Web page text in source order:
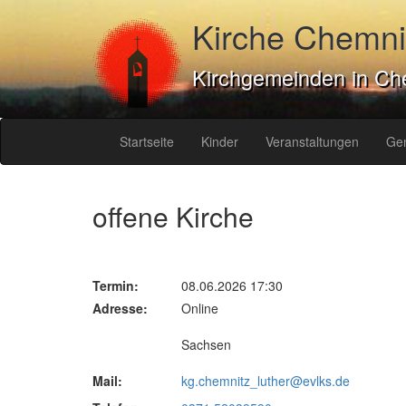
Kirche
Kirchgemeinden in
Startseite Kinder Veranstaltungen
offene Kirche
Termin:
08.06.2026 17:30
Adresse:
Online
Sachsen
Mail:
kg.chemnitz_luther@evlks.de